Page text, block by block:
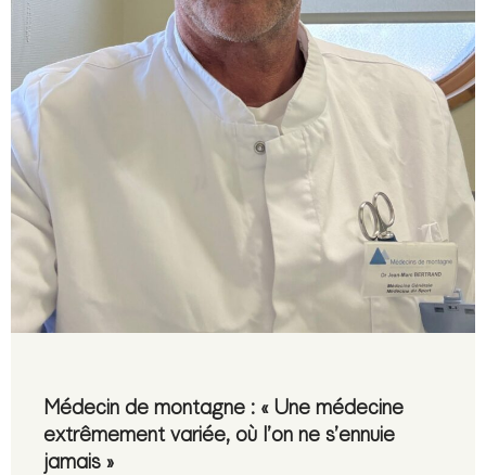
Médecin de montagne : « Une médecine
extrêmement variée, où l’on ne s’ennuie
jamais »